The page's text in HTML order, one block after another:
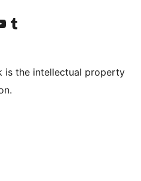
ടോക് അക്കൗണ്ട് സന്ദർശിക്കുക
YouTube channel
ഞങ്ങളുടെ ടംബ്ലർ അക്കൗണ്ട് സന്ദർശിക്കുക
is the intellectual property